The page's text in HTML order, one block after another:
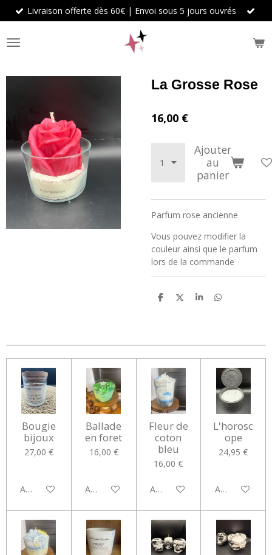
Passer
au
contenu
principal
Livraison offerte dès 60€ | Envoi sous 5 jours ouvrés
La Grosse Rose
16,00 €
Ajouter
au
panier
Parfum rose ancienne
Vous pouvez modifier la
couleur ainsi que le parfum
lors de la commande
P
g
r
P
g
r
P
g
r
P
g
r
Bougie
bijoux
27,00 €
Ajouter au panier
Ballade
en foret
16,00 €
Ajouter au panier
Fleur de
coton
bleu
16,00 €
Ajouter au panier
L'horosc
ope
24,95 €
Ajouter au